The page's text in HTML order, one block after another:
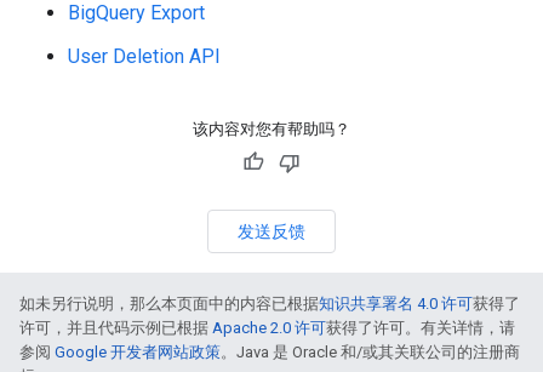
BigQuery Export
User Deletion API
该内容对您有帮助吗？
发送反馈
如未另行说明，那么本页面中的内容已根据知识共享署名 4.0 许可获得了
许可，并且代码示例已根据 Apache 2.0 许可获得了许可。有关详情，请
参阅 Google 开发者网站政策。Java 是 Oracle 和/或其关联公司的注册商